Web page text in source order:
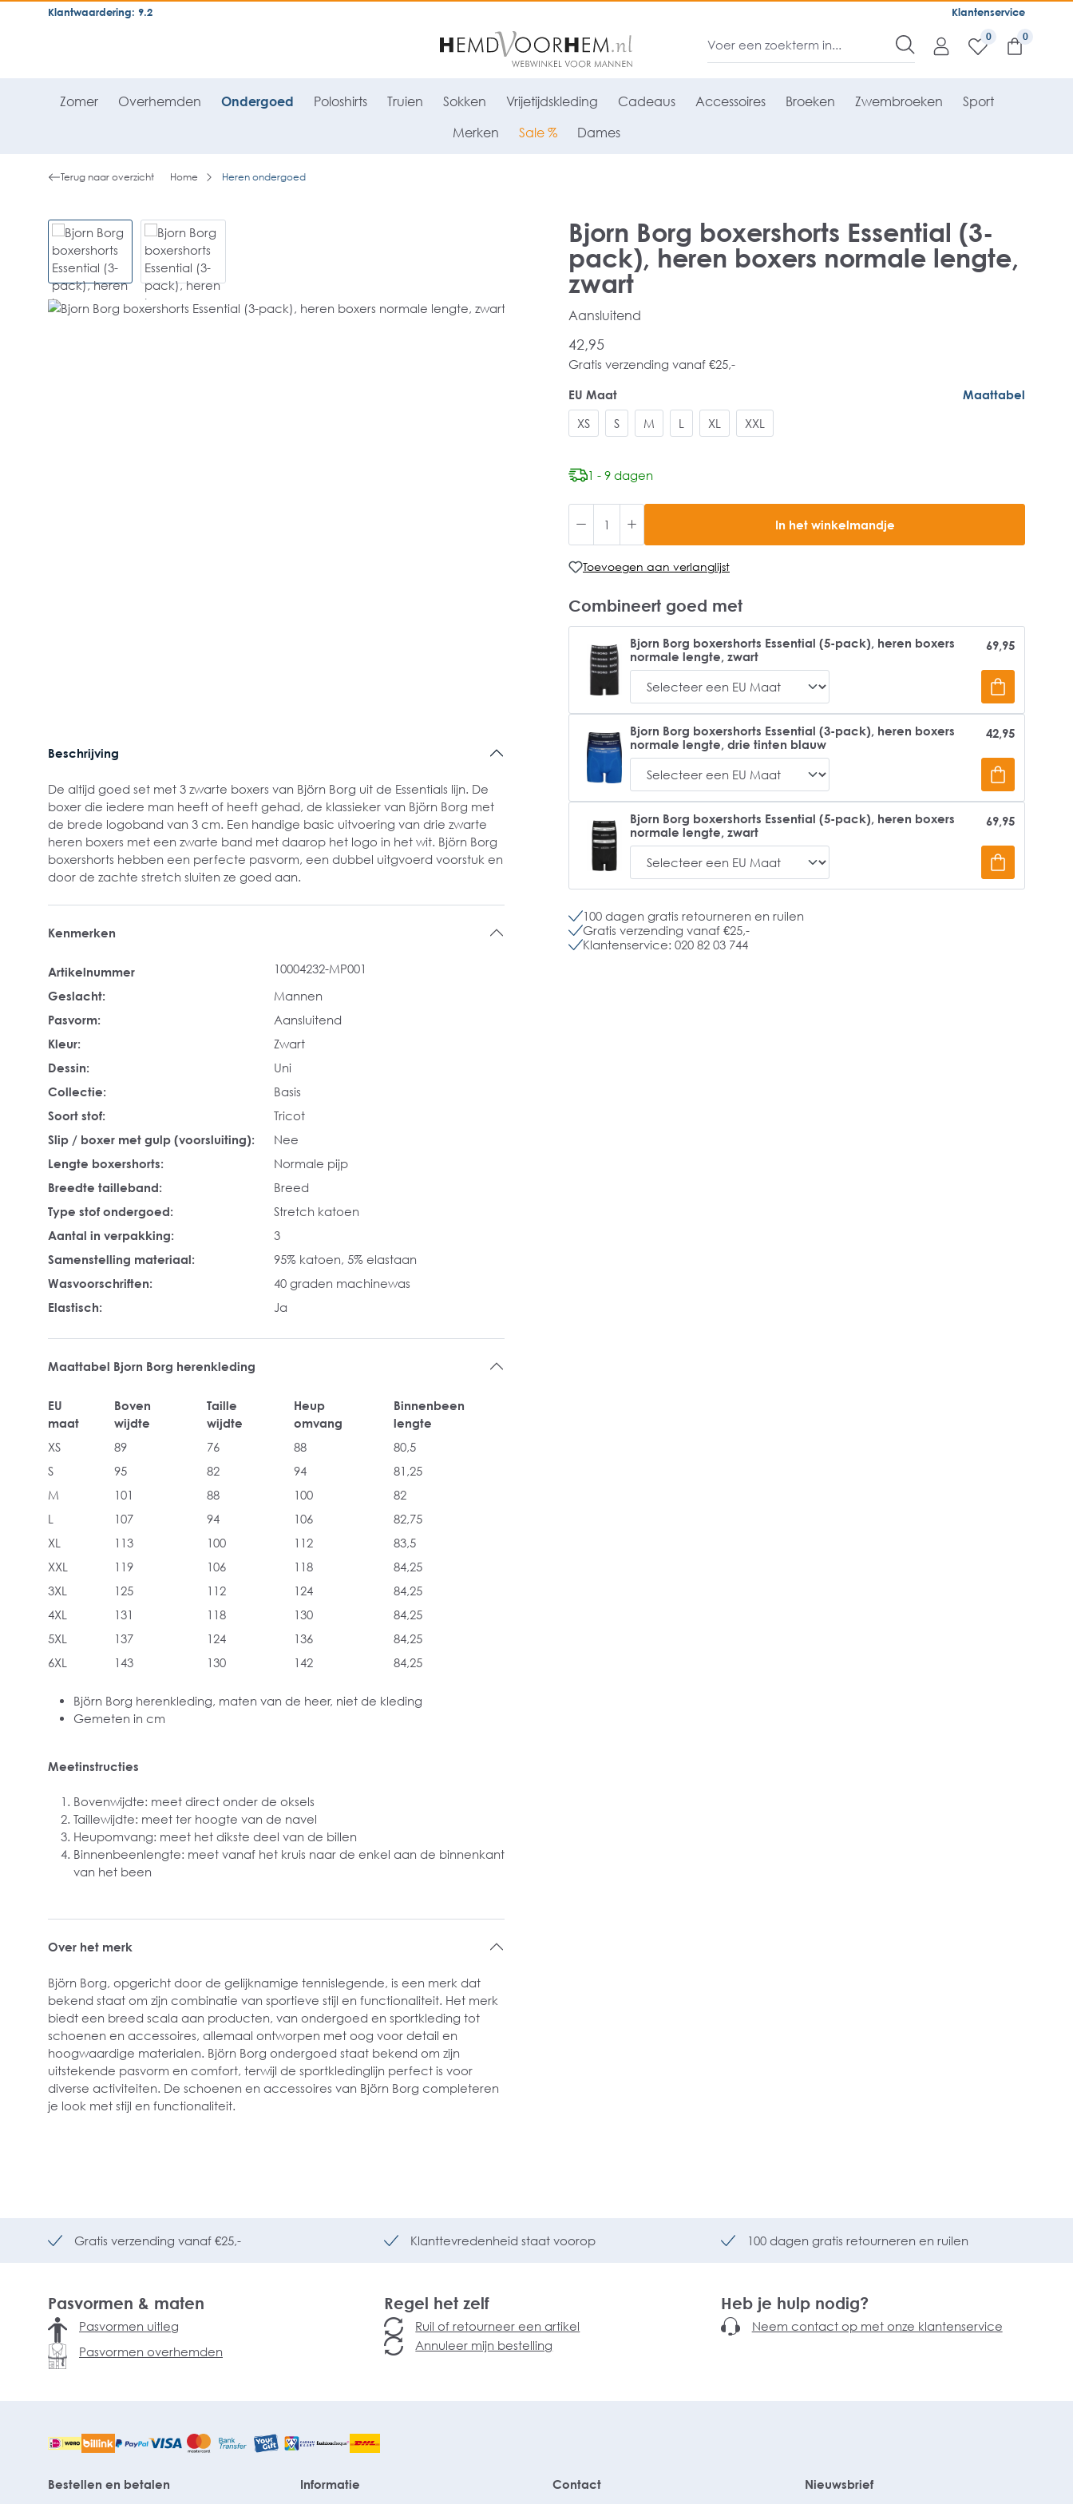
general.skipToNavigation Klantenservice
Klantwaardering: 9.2
0
Zomer Overhemden Ondergoed Poloshirts Truien Sokken Vrijetijdskleding Cadeaus Accessoires Broeken Zwembroeken Sport
Merken Sale % Dames
Terug naar overzicht Home Heren ondergoed
Bjorn Borg boxershorts Essential (3-
pack), heren boxers normale lengte,
zwart
Aansluitend
42,95
Gratis verzending vanaf €25,-
EU Maat
Maattabel
XS
S M L XL XXL
1 - 9 dagen
In het winkelmandje
Toevoegen aan verlanglijst
Combineert goed met
Bjorn Borg boxershorts Essential (5-pack), heren boxers
normale lengte, zwart
69,95
Bjorn Borg boxershorts Essential (3-pack), heren boxers
normale lengte, drie tinten blauw
42,95
Bjorn Borg boxershorts Essential (5-pack), heren boxers
normale lengte, zwart
69,95
100 dagen gratis retourneren en ruilen
Gratis verzending vanaf €25,-
Klantenservice: 020 82 03 744
Beschrijving
De altijd goed set met 3 zwarte boxers van Björn Borg uit de Essentials lijn. De
boxer die iedere man heeft of heeft gehad, de klassieker van Björn Borg met
de brede logoband van 3 cm. Een handige basic uitvoering van drie zwarte
heren boxers met een zwarte band met daarop het logo in het wit. Björn Borg
boxershorts hebben een perfecte pasvorm, een dubbel uitgvoerd voorstuk en
door de zachte stretch sluiten ze goed aan.
Kenmerken
Artikelnummer
10004232-MP001
Geslacht:
Mannen
Pasvorm:
Aansluitend
Kleur:
Zwart
Dessin:
Uni
Collectie:
Basis
Soort stof:
Tricot
Slip / boxer met gulp (voorsluiting):
Nee
Lengte boxershorts:
Normale pijp
Breedte tailleband:
Breed
Type stof ondergoed:
Stretch katoen
Aantal in verpakking:
3
Samenstelling materiaal:
95% katoen, 5% elastaan
Wasvoorschriften:
40 graden machinewas
Elastisch:
Ja
Maattabel Bjorn Borg herenkleding
EU
maat
Boven
wijdte
Taille
wijdte
Heup
omvang
Binnenbeen
lengte
XS
89 76 88
80,5
S
95 82 94
81,25
M
101 88 100
82
L
107 94 106
82,75
XL
113 100 112
83,5
XXL
119 106 118
84,25
3XL
125 112 124
84,25
4XL
131 118 130
84,25
5XL
137 124 136
84,25
6XL
143 130 142 84,25
Björn Borg herenkleding, maten van de heer, niet de kleding
Gemeten in cm
Meetinstructies
Bovenwijdte: meet direct onder de oksels
Taillewijdte: meet ter hoogte van de navel
Heupomvang: meet het dikste deel van de billen
Binnenbeenlengte: meet vanaf het kruis naar de enkel aan de binnenkant
van het been
Over het merk
Björn Borg, opgericht door de gelijknamige tennislegende, is een merk dat
bekend staat om zijn combinatie van sportieve stijl en functionaliteit. Het merk
biedt een breed scala aan producten, van ondergoed en sportkleding tot
schoenen en accessoires, allemaal ontworpen met oog voor detail en
hoogwaardige materialen. Björn Borg ondergoed staat bekend om zijn
uitstekende pasvorm en comfort, terwijl de sportkledinglijn perfect is voor
diverse activiteiten. De schoenen en accessoires van Björn Borg completeren
je look met stijl en functionaliteit.
Gratis verzending vanaf €25,- Klanttevredenheid staat voorop 100 dagen gratis retourneren en ruilen
Pasvormen & maten
Pasvormen uitleg
Pasvormen overhemden
Regel het zelf
Ruil of retourneer een artikel
Annuleer mijn bestelling
Heb je hulp nodig?
Neem contact op met onze klantenservice
Bestellen en betalen Informatie Contact Nieuwsbrief